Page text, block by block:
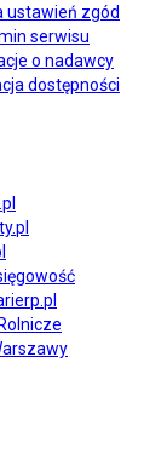
ustawień zgód
serwisu
o nadawcy
dostępności